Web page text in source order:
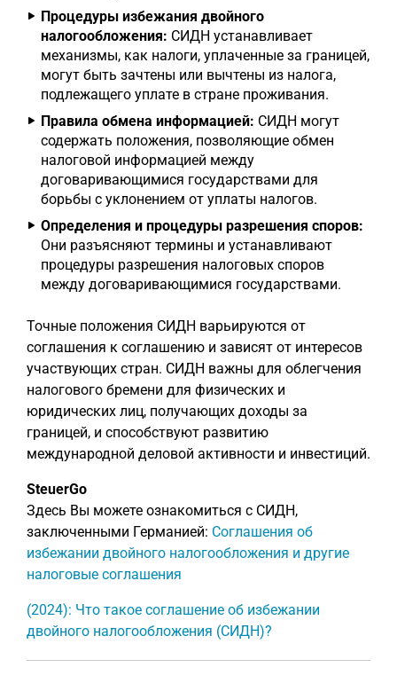
Процедуры избежания двойного
налогообложения: СИДН устанавливает
механизмы, как налоги, уплаченные за границей,
могут быть зачтены или вычтены из налога,
подлежащего уплате в стране проживания.
Правила обмена информацией: СИДН могут
содержать положения, позволяющие обмен
налоговой информацией между
договаривающимися государствами для
борьбы с уклонением от уплаты налогов.
Определения и процедуры разрешения споров:
Они разъясняют термины и устанавливают
процедуры разрешения налоговых споров
между договаривающимися государствами.
Точные положения СИДН варьируются от
соглашения к соглашению и зависят от интересов
участвующих стран. СИДН важны для облегчения
налогового бремени для физических и
юридических лиц, получающих доходы за
границей, и способствуют развитию
международной деловой активности и инвестиций.
SteuerGo
Здесь Вы можете ознакомиться с СИДН,
заключенными Германией: Соглашения об
избежании двойного налогообложения и другие
налоговые соглашения
(2024): Что такое соглашение об избежании
двойного налогообложения (СИДН)?